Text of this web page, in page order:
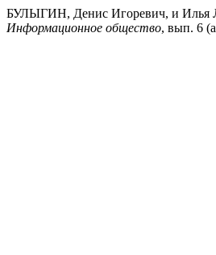
БУЛЫГИН, Денис Игоревич, и Илья
Информационное общество, вып. 6